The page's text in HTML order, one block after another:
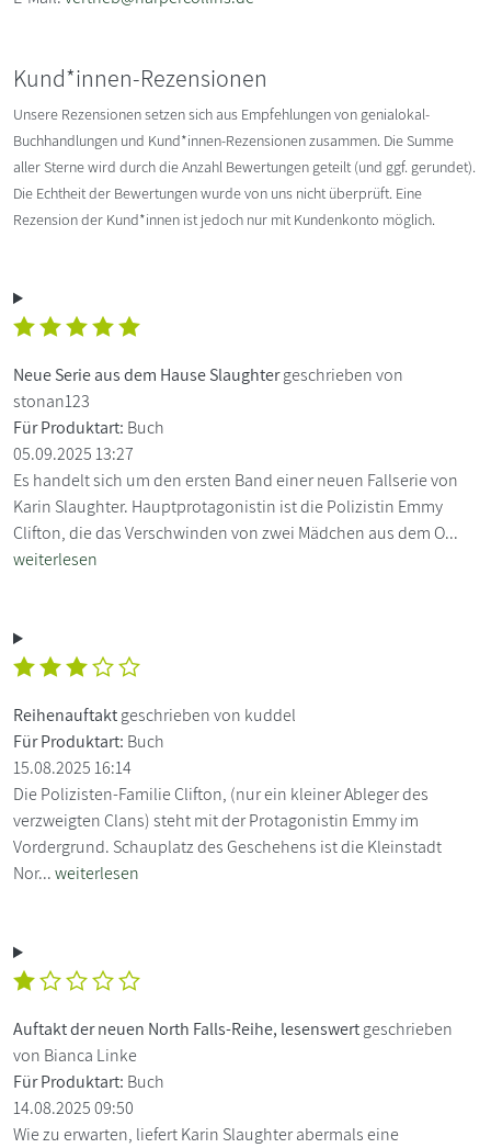
Kund*innen-Rezensionen
Unsere Rezensionen setzen sich aus Empfehlungen von genialokal-
Buchhandlungen und Kund*innen-Rezensionen zusammen. Die Summe
aller Sterne wird durch die Anzahl Bewertungen geteilt (und ggf. gerundet).
Die Echtheit der Bewertungen wurde von uns nicht überprüft. Eine
Rezension der Kund*innen ist jedoch nur mit Kundenkonto möglich.
Neue Serie aus dem Hause Slaughtergeschrieben von
stonan123
Für Produktart: Buch
05.09.2025 13:27
Es handelt sich um den ersten Band einer neuen Fallserie von
Karin Slaughter. Hauptprotagonistin ist die Polizistin Emmy
Clifton, die das Verschwinden von zwei Mädchen aus dem O...
weiterlesen
Reihenauftaktgeschrieben von kuddel
Für Produktart: Buch
15.08.2025 16:14
Die Polizisten-Familie Clifton, (nur ein kleiner Ableger des
verzweigten Clans) steht mit der Protagonistin Emmy im
Vordergrund. Schauplatz des Geschehens ist die Kleinstadt
Nor...weiterlesen
Auftakt der neuen North Falls-Reihe, lesenswertgeschrieben
von Bianca Linke
Für Produktart: Buch
14.08.2025 09:50
Wie zu erwarten, liefert Karin Slaughter abermals eine